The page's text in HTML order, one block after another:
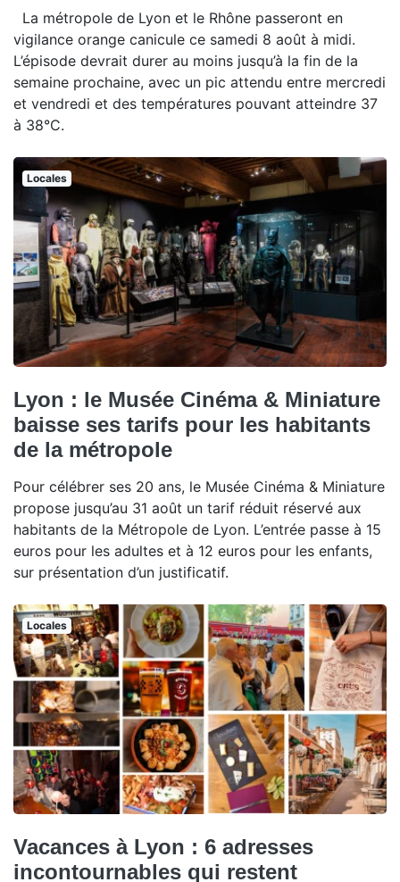
La métropole de Lyon et le Rhône passeront en
vigilance orange canicule ce samedi 8 août à midi.
L’épisode devrait durer au moins jusqu’à la fin de la
semaine prochaine, avec un pic attendu entre mercredi
et vendredi et des températures pouvant atteindre 37
à 38°C.
Locales
Lyon : le Musée Cinéma & Miniature
baisse ses tarifs pour les habitants
de la métropole
Pour célébrer ses 20 ans, le Musée Cinéma & Miniature
propose jusqu’au 31 août un tarif réduit réservé aux
habitants de la Métropole de Lyon. L’entrée passe à 15
euros pour les adultes et à 12 euros pour les enfants,
sur présentation d’un justificatif.
Locales
Vacances à Lyon : 6 adresses
incontournables qui restent